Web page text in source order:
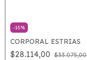
-15%
CORPORAL ESTRIAS
$28.114,00 $33.075,00